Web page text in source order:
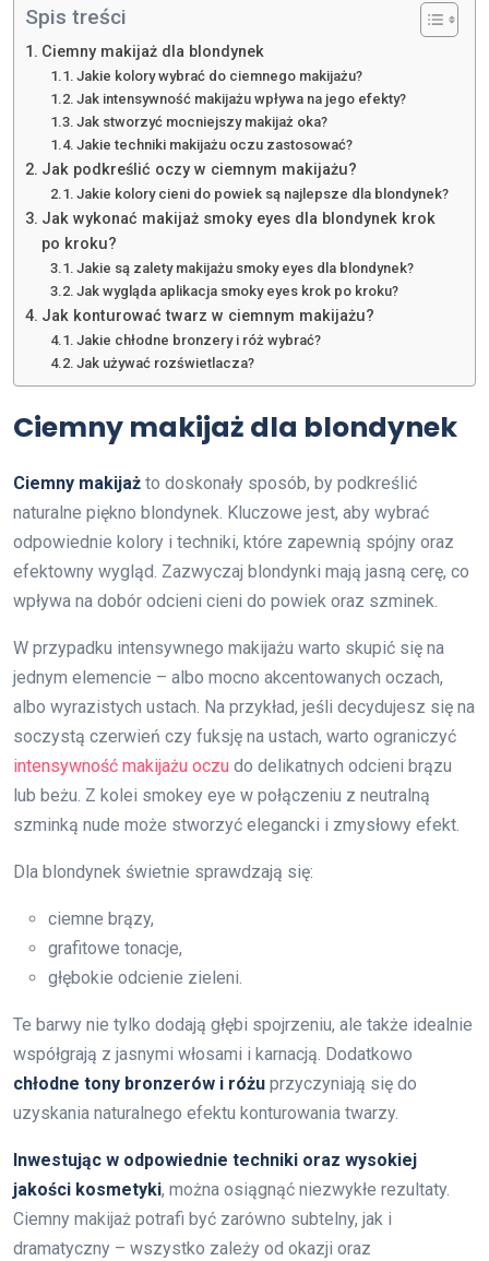
Spis treści
Ciemny makijaż dla blondynek
Jakie kolory wybrać do ciemnego makijażu?
Jak intensywność makijażu wpływa na jego efekty?
Jak stworzyć mocniejszy makijaż oka?
Jakie techniki makijażu oczu zastosować?
Jak podkreślić oczy w ciemnym makijażu?
Jakie kolory cieni do powiek są najlepsze dla blondynek?
Jak wykonać makijaż smoky eyes dla blondynek krok
po kroku?
Jakie są zalety makijażu smoky eyes dla blondynek?
Jak wygląda aplikacja smoky eyes krok po kroku?
Jak konturować twarz w ciemnym makijażu?
Jakie chłodne bronzery i róż wybrać?
Jak używać rozświetlacza?
Ciemny makijaż dla blondynek
Ciemny makijaż to doskonały sposób, by podkreślić
naturalne piękno blondynek. Kluczowe jest, aby wybrać
odpowiednie kolory i techniki, które zapewnią spójny oraz
efektowny wygląd. Zazwyczaj blondynki mają jasną cerę, co
wpływa na dobór odcieni cieni do powiek oraz szminek.
W przypadku intensywnego makijażu warto skupić się na
jednym elemencie – albo mocno akcentowanych oczach,
albo wyrazistych ustach. Na przykład, jeśli decydujesz się na
soczystą czerwień czy fuksję na ustach, warto ograniczyć
intensywność makijażu oczu do delikatnych odcieni brązu
lub beżu. Z kolei smokey eye w połączeniu z neutralną
szminką nude może stworzyć elegancki i zmysłowy efekt.
Dla blondynek świetnie sprawdzają się:
ciemne brązy,
grafitowe tonacje,
głębokie odcienie zieleni.
Te barwy nie tylko dodają głębi spojrzeniu, ale także idealnie
współgrają z jasnymi włosami i karnacją. Dodatkowo
chłodne tony bronzerów i różu przyczyniają się do
uzyskania naturalnego efektu konturowania twarzy.
Inwestując w odpowiednie techniki oraz wysokiej
jakości kosmetyki, można osiągnąć niezwykłe rezultaty.
Ciemny makijaż potrafi być zarówno subtelny, jak i
dramatyczny – wszystko zależy od okazji oraz